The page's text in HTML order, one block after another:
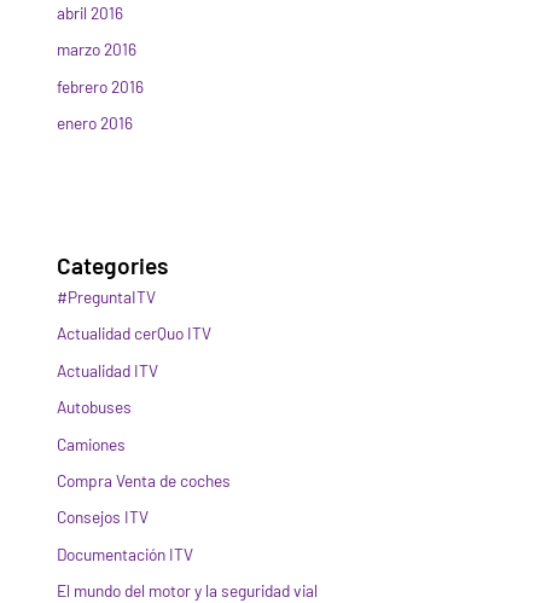
abril 2016
marzo 2016
febrero 2016
enero 2016
Categories
#PreguntaITV
Actualidad cerQuo ITV
Actualidad ITV
Autobuses
Camiones
Compra Venta de coches
Consejos ITV
Documentación ITV
El mundo del motor y la seguridad vial